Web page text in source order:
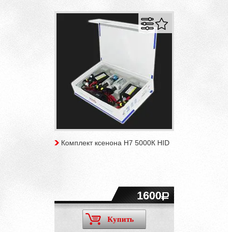
Комплект ксенона H7 5000К HID
1600
Купить